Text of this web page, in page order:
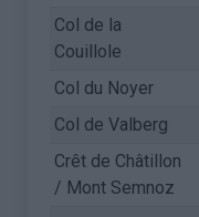
Col de la
Couillole
Col du Noyer
Col de Valberg
Crêt de Châtillon
/ Mont Semnoz